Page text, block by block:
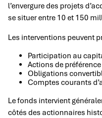
l’envergure des projets
se situer entre 10 et 150
Les interventions peuvent
Participation au
Actions de préférence
Obligations
Comptes courants
Le fonds intervient
côtés des actionnaires